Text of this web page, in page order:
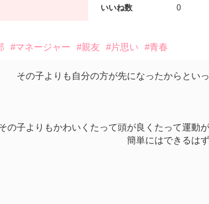
いいね数 0
#マネージャー #親友 #片思い #青春
その子よりも自分の方が先になったからとい
の子よりもかわいくたって頭が良くたって運動
簡単にはできるは